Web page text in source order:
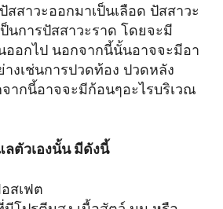
สสาวะออกมาเป็นเลือด ปัสสาวะ
นการปัสสาวะราด โดยจะมี
ออกไป นอกจากนี้นั้นอาจจะมีอา
งเช่นการปวดท้อง ปวดหลัง
ากนี้อาจจะมีก้อนๆอะไรบริเวณ
ตัวเองนั้น มีดังนี้
สเฟต